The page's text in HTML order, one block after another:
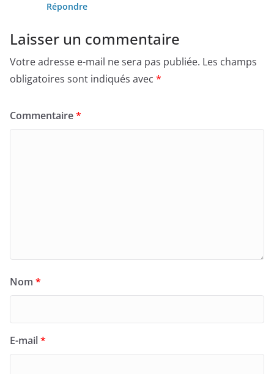
Répondre
Laisser un commentaire
Votre adresse e-mail ne sera pas publiée. Les champs
obligatoires sont indiqués avec *
Commentaire*
Nom *
E-mail*